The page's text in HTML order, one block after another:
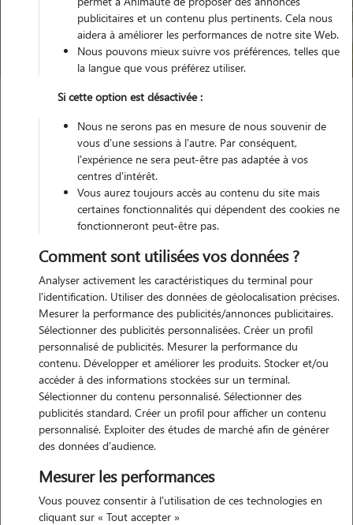
Trouver mon Pet Sitter
Saint-Quentin-Fallavier
Nos promeneurs et familles d'accueil
à Saint-Quentin-Fallavier (38070)
publicitaires et un contenu plus pertinents. Cela nous
aidera à améliorer les performances de notre site Web.
Nous pouvons mieux suivre vos préférences, telles que
la langue que vous préférez utiliser.
Si cette option est désactivée :
Nous ne serons pas en mesure de nous souvenir de
vous d'une sessions à l'autre. Par conséquent,
l'expérience ne sera peut-être pas adaptée à vos
centres d'intérêt.
Vous aurez toujours accès au contenu du site mais
certaines fonctionnalités qui dépendent des cookies ne
fonctionneront peut-être pas.
Comment sont utilisées vos données ?
Analyser activement les caractéristiques du terminal pour
l'identification. Utiliser des données de géolocalisation précises.
Mesurer la performance des publicités/annonces publicitaires.
Sélectionner des publicités personnalisées. Créer un profil
personnalisé de publicités. Mesurer la performance du
contenu. Développer et améliorer les produits. Stocker et/ou
accéder à des informations stockées sur un terminal.
Sélectionner du contenu personnalisé. Sélectionner des
publicités standard. Créer un profil pour afficher un contenu
personnalisé. Exploiter des études de marché afin de générer
des données d'audience.
Mesurer les performances
Vous pouvez consentir à l'utilisation de ces technologies en
cliquant sur « Tout accepter »